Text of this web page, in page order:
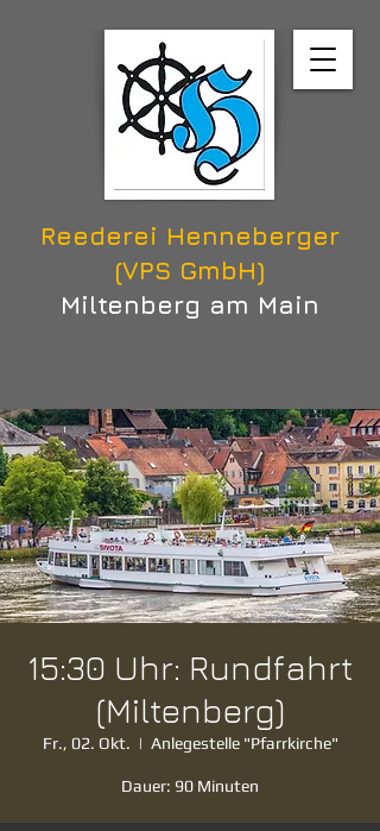
Reederei Henneberger
(VPS GmbH)
Miltenberg am Main
15:30 Uhr: Rundfahrt
(Miltenberg)
Fr., 02. Okt.
  |
Anlegestelle "Pfarrkirche"
Dauer: 90 Minuten